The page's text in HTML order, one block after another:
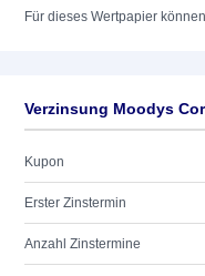
Für dieses Wertpapier
Verzinsung Moodys
Kupon
Erster Zinstermin
Anzahl Zinstermine